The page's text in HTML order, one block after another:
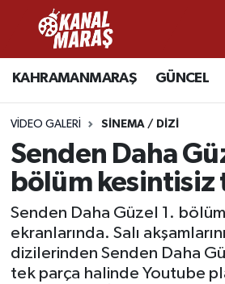
KAHRAMANMARAŞ GÜNCEL
VIDEO GALERI SINEMA / DIZI
Senden Daha
bölüm kesintisiz
Senden Daha Güzel 1.
ekranlarında. Salı
dizilerinden Senden Daha
tek parça halinde Youtube
CANLI YAYIN
KAHRAMANMARAŞ
GÜNCEL
SPOR
SİYASET
EKONOMİ
Kahramanmaraş Nöbetçi
Kahramanmaraş Hava
Kahramanmaraş Namaz
Kahramanmaraş Trafik
Süper Lig Puan Durumu ve
Tüm Manşetler